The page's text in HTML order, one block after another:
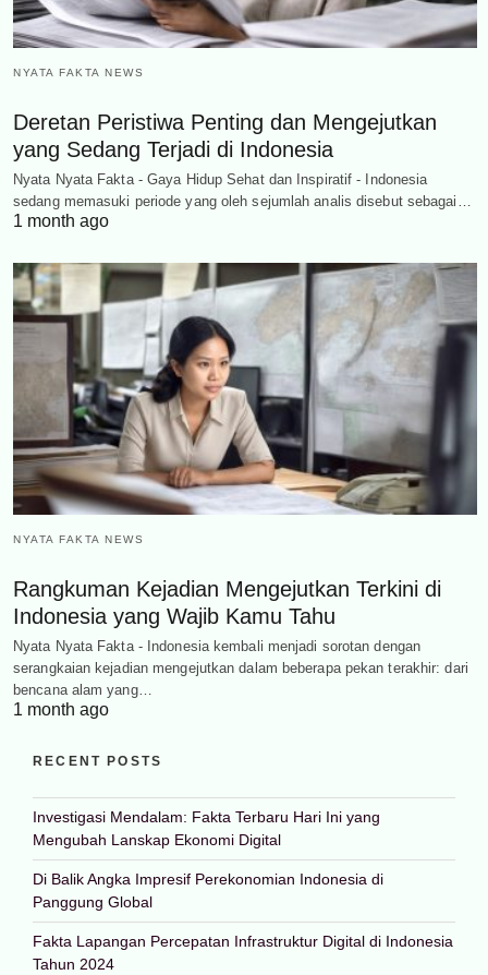
NYATA FAKTA NEWS
Deretan Peristiwa Penting dan Mengejutkan
yang Sedang Terjadi di Indonesia
Nyata Nyata Fakta - Gaya Hidup Sehat dan Inspiratif - Indonesia
sedang memasuki periode yang oleh sejumlah analis disebut sebagai…
1 month ago
NYATA FAKTA NEWS
Rangkuman Kejadian Mengejutkan Terkini di
Indonesia yang Wajib Kamu Tahu
Nyata Nyata Fakta - Indonesia kembali menjadi sorotan dengan
serangkaian kejadian mengejutkan dalam beberapa pekan terakhir: dari
bencana alam yang…
1 month ago
RECENT POSTS
Investigasi Mendalam: Fakta Terbaru Hari Ini yang
Mengubah Lanskap Ekonomi Digital
Di Balik Angka Impresif Perekonomian Indonesia di
Panggung Global
Fakta Lapangan Percepatan Infrastruktur Digital di Indonesia
Tahun 2024